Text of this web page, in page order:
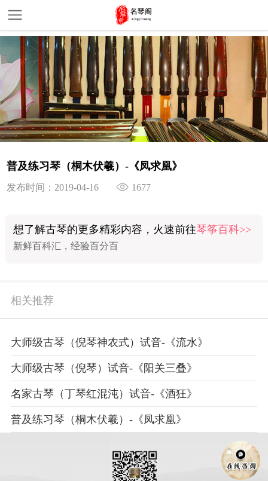
普及练习琴（桐木伏羲）-《凤求凰》
发布时间：2019-04-16 1677
想了解古琴的更多精彩内容，火速前往琴筝百科>>
新鲜百科汇，经验百分百
相关推荐
大师级古琴（倪琴神农式）试音-《流水》
大师级古琴（倪琴）试音-《阳关三叠》
名家古琴（丁琴红混沌）试音-《酒狂》
普及练习琴（桐木伏羲）-《凤求凰》